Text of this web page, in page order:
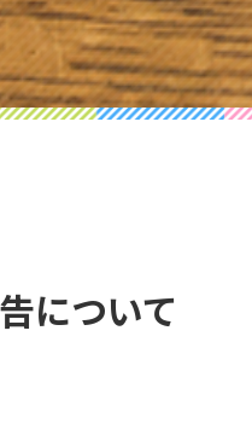
について